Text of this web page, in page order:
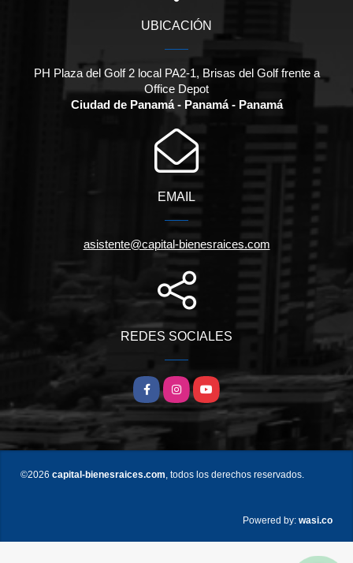
UBICACIÓN
PH Plaza del Golf 2 local PA2-1, Brisas del Golf frente a
Office Depot
Ciudad de Panamá - Panamá - Panamá
EMAIL
asistente@capital-bienesraices.com
REDES SOCIALES
FacebookInstagramYouTube
©2026 capital-bienesraices.com , todos los derechos reservados.
Powered by: wasi.co